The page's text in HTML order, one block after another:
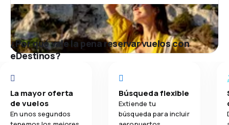
¿Por qué vale la pena reservar vuelos con
eDestinos?
La mayor oferta
de vuelos
En unos segundos
Búsqueda flexible
Extiende tu
búsqueda para incluir